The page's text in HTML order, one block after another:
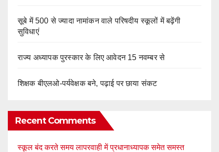
सूबे में 500 से ज्यादा नामांकन वाले परिषदीय स्कूलों में बढ़ेंगी
सुविधाएं
राज्य अध्यापक पुरस्कार के लिए आवेदन 15 नवम्बर से
शिक्षक बीएलओ-पर्यवेक्षक बने, पढ़ाई पर छाया संकट
Recent Comments
स्कूल बंद करते समय लापरवाही में प्रधानाध्यापक समेत समस्त